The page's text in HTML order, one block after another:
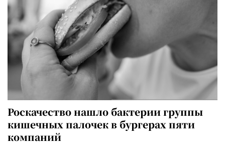
Роскачество нашло бактерии группы
кишечных палочек в бургерах пяти
компаний